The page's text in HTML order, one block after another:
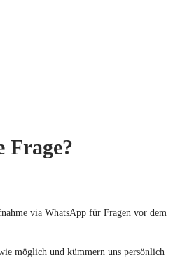
Frage?
via WhatsApp für Fragen vor dem
möglich und kümmern uns persönlich